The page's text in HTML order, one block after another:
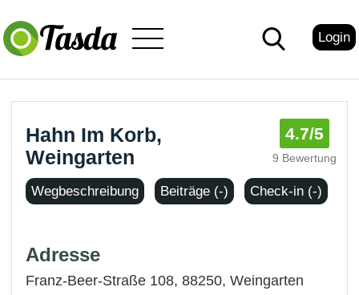
Login
Hahn Im Korb,
Weingarten
4.7/5
9 Bewertung
Wegbeschreibung Beiträge (-) Check-in (-)
Adresse
Franz-Beer-Straße 108, 88250,Weingarten